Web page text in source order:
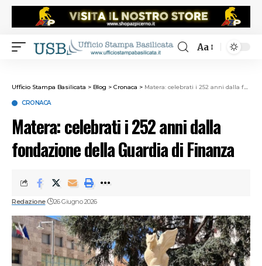
Aa
Ufficio Stampa Basilicata > Blog > Cronaca > Matera: celebrati i 252 anni dalla fondazione della Guardia di Finanza
CRONACA
Matera: celebrati i 252 anni dalla
fondazione della Guardia di Finanza
Redazione 26 Giugno 2026